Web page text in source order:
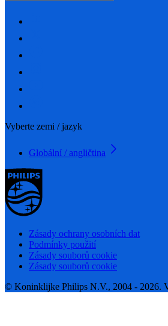
Vyberte zemi / jazyk
Globální / angličtina
Zásady ochrany osobních dat
Podmínky použití
Zásady souborů cookie
Zásady souborů cookie
© Koninklijke Philips N.V., 2004 - 2026.